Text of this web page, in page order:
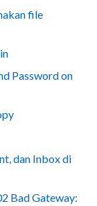
file
Password on
dan Inbox di
Bad Gateway: